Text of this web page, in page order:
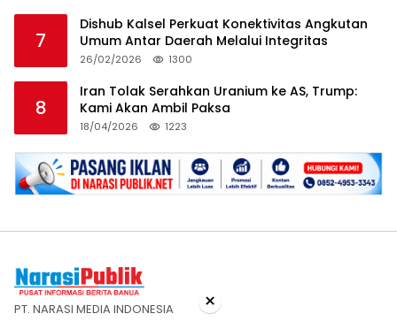
7
Dishub Kalsel Perkuat Konektivitas Angkutan
Umum Antar Daerah Melalui Integritas
26/02/2026 1300
8
Iran Tolak Serahkan Uranium ke AS, Trump:
Kami Akan Ambil Paksa
18/04/2026 1223
PT. NARASI MEDIA INDONESIA ×